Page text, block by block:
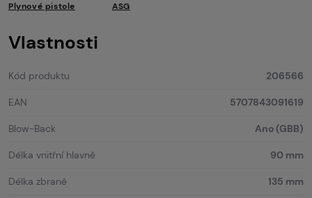
Plynové pistole ASG
Vlastnosti
Kód produktu 206566
EAN 5707843091619
Blow-Back Ano (GBB)
Délka vnitřní hlavně 90 mm
Délka zbraně 135 mm